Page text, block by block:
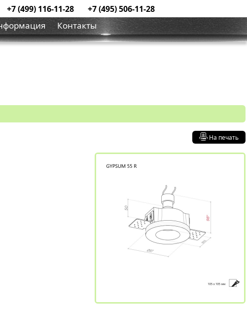
+7 (499) 116-11-28 +7 (495) 506-11-28
Контакты
На печать